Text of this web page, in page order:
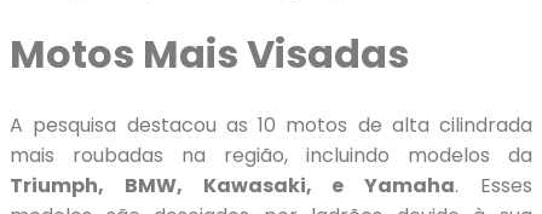
Motos Mais Visadas
A pesquisa destacou as 10 motos de alta cilindrada
mais roubadas na região, incluindo modelos da
Triumph, BMW, Kawasaki, e Yamaha. Esses